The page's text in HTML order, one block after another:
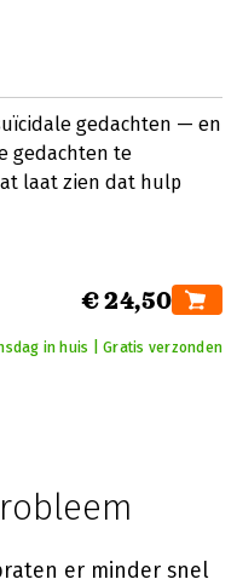
gedachten — en
gedachten te
laat zien dat hulp
€ 24,50
in huis | Gratis verzonden
er minder snel